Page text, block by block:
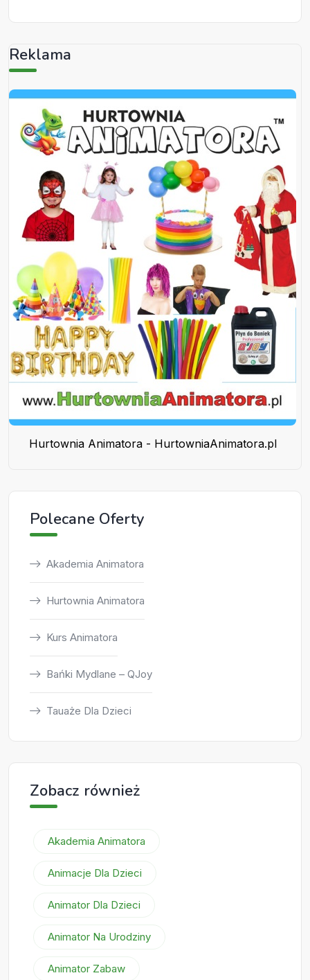
Reklama
Hurtownia Animatora - HurtowniaAnimatora.pl
Polecane Oferty
Akademia Animatora
Hurtownia Animatora
Kurs Animatora
Bańki Mydlane – QJoy
Tauaże Dla Dzieci
Zobacz również
Akademia Animatora
Animacje Dla Dzieci
Animator Dla Dzieci
Animator Na Urodziny
Animator Zabaw